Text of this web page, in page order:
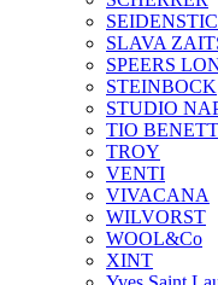
SLAVA
SPEERS
STEINBOCK
STUDIO
TIO
TROY
VENTI
VIVACANA
WILVORST
WOOL&Co
XINT